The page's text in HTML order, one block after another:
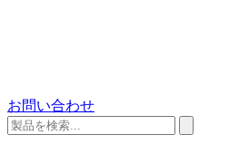
お問い合わせ